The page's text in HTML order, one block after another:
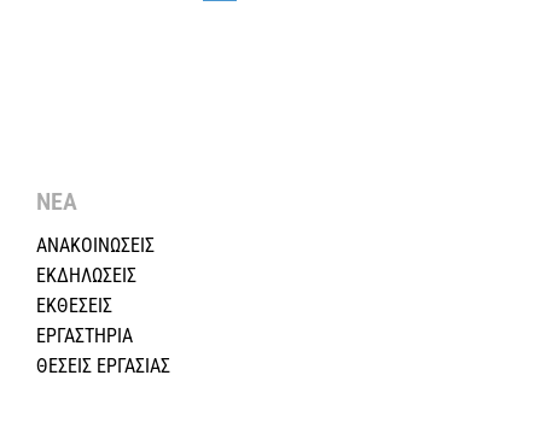
ΝΕΑ
ΑΝΑΚΟΙΝΩΣΕΙΣ
ΕΚΔΗΛΩΣΕΙΣ
ΕΚΘΕΣΕΙΣ
ΕΡΓΑΣΤΗΡΙΑ
ΘΕΣΕΙΣ ΕΡΓΑΣΙΑΣ